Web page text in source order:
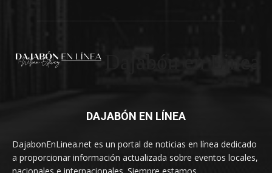
DAJABÓN EN LÍNEA
DajabonEnLinea.net es un portal de noticias en línea dedicado
a proporcionar información actualizada sobre eventos locales,